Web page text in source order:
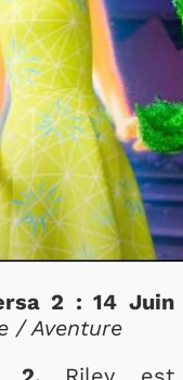
2 : 14 Juin
/ Aventure